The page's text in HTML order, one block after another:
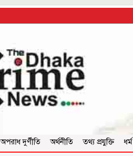
অপরাধ দুর্ণীতি অর্থনীতি তথ্য প্রযুক্তি ধর্ম